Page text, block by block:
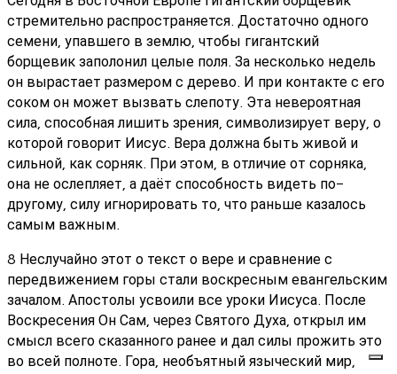
стремительно распространяется. Достаточно одного
семени, упавшего в землю, чтобы гигантский
борщевик заполонил целые поля. За несколько недель
он вырастает размером с дерево. И при контакте с его
соком он может вызвать слепоту. Эта невероятная
сила, способная лишить зрения, символизирует веру, о
которой говорит Иисус. Вера должна быть живой и
сильной, как сорняк. При этом, в отличие от сорняка,
она не ослепляет, а даёт способность видеть по-
другому, силу игнорировать то, что раньше казалось
самым важным.
8 Неслучайно этот о текст о вере и сравнение с
передвижением горы стали воскресным евангельским
зачалом. Апостолы усвоили все уроки Иисуса. После
Воскресения Он Сам, через Святого Духа, открыл им
смысл всего сказанного ранее и дал силы прожить это
во всей полноте. Гора, необъятный языческий мир,